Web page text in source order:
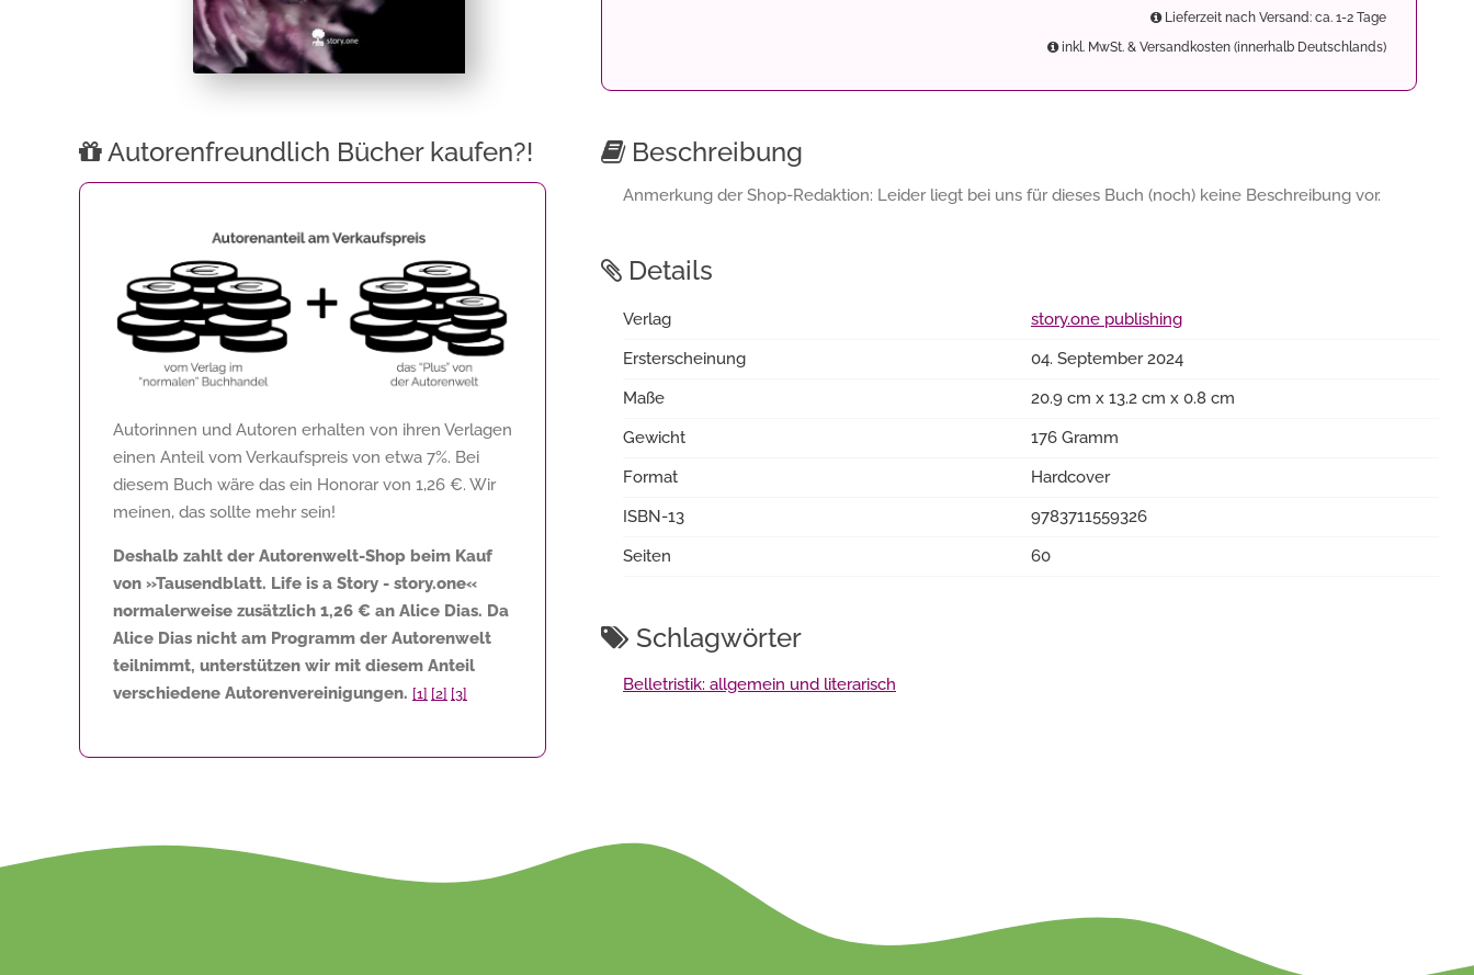
Lieferzeit nach Versand: ca. 1-2 Tage
inkl. MwSt. & Versandkosten (innerhalb Deutschlands)
Autorenfreundlich Bücher kaufen?!
Autorinnen und Autoren erhalten von ihren Verlagen
einen Anteil vom Verkaufspreis von etwa 7%. Bei
diesem Buch wäre das ein Honorar von 1,26 €. Wir
meinen, das sollte mehr sein!
Deshalb zahlt der Autorenwelt-Shop beim Kauf
von »Tausendblatt. Life is a Story - story.one«
normalerweise zusätzlich 1,26 € an Alice Dias. Da
Alice Dias nicht am Programm der Autorenwelt
teilnimmt, unterstützen wir mit diesem Anteil
verschiedene Autorenvereinigungen. [1] [2] [3]
Beschreibung
Anmerkung der Shop-Redaktion: Leider liegt bei uns für dieses Buch (noch) keine Beschreibung vor.
Details
Verlag
story.one publishing
Ersterscheinung
04. September 2024
Maße
20.9 cm x 13.2 cm x 0.8 cm
Gewicht
176 Gramm
Format
Hardcover
ISBN-13
9783711559326
Seiten
60
Schlagwörter
Belletristik: allgemein und literarisch